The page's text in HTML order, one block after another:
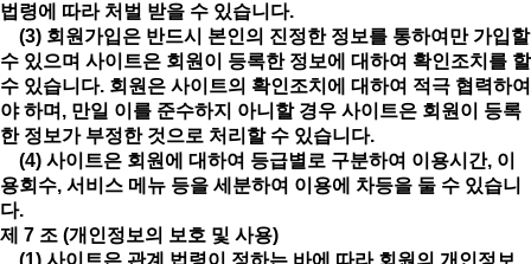
법령에 따라 처벌 받을 수 있습니다.
(3) 회원가입은 반드시 본인의 진정한 정보를 통하여만 가입할
수 있으며 사이트은 회원이 등록한 정보에 대하여 확인조치를 할
수 있습니다. 회원은 사이트의 확인조치에 대하여 적극 협력하여
야 하며, 만일 이를 준수하지 아니할 경우 사이트은 회원이 등록
한 정보가 부정한 것으로 처리할 수 있습니다.
(4) 사이트은 회원에 대하여 등급별로 구분하여 이용시간, 이
용회수, 서비스 메뉴 등을 세분하여 이용에 차등을 둘 수 있습니
다.
제 7 조 (개인정보의 보호 및 사용)
(1) 사이트은 관계 법령이 정하는 바에 따라 회원의 개인정보